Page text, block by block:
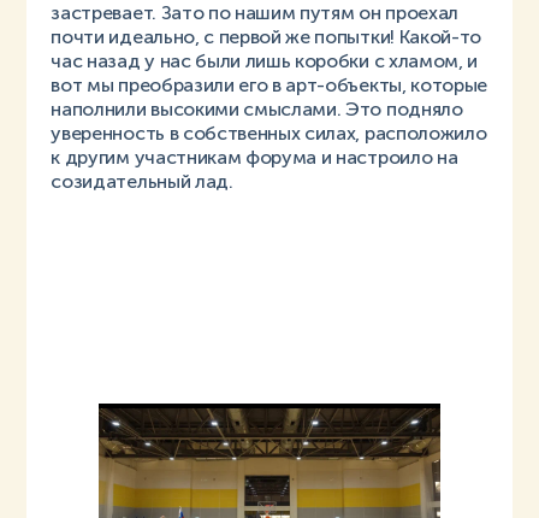
застревает. Зато по нашим путям он проехал
почти идеально, с первой же попытки! Какой-то
час назад у нас были лишь коробки с хламом, и
вот мы преобразили его в арт-объекты, которые
наполнили высокими смыслами. Это подняло
уверенность в собственных силах, расположило
к другим участникам форума и настроило на
созидательный лад.